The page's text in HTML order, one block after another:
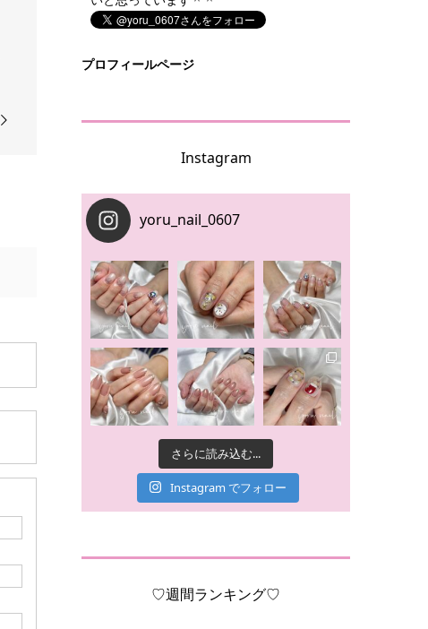
プロフィールページ
Instagram
yoru_nail_0607
さらに読み込む...
Instagram でフォロー
♡週間ランキング♡